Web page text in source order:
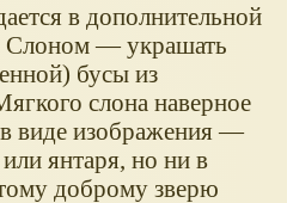
в дополнительной
Слоном — украшать
бусы из
слона наверное
виде изображения —
или янтаря, но ни в
доброму зверю